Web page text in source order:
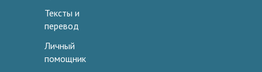
Тексты и
перевод
Личный
помощник